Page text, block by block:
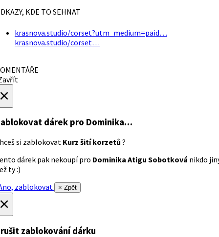
KDE TO SEHNAT
krasnova.studio/corset?utm_medium=paid…
krasnova.studio/corset…
dárek pro Dominika…
si zablokovat Kurz šití korzetů ?
dárek pak nekoupí pro Dominika Atigu Sobotková nikdo
ty :)
zablokovat
× Zpět
zablokování dárku